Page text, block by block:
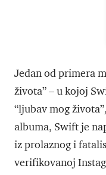
Jedan od primera
života” – u kojoj
“ljubav mog
albuma, Swift je
iz prolaznog i
verifikovanoj